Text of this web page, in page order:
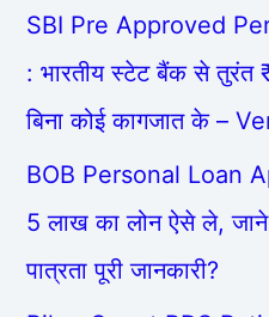
SBI Pre Approved
: भारतीय स्टेट बैंक से
बिना कोई कागजात के –
BOB Personal Loan
5 लाख का लोन ऐसे ले,
पात्रता पूरी जानकारी?